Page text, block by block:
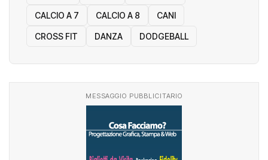
CALCIO A 7 CALCIO A 8 CANI
CROSS FIT DANZA DODGEBALL
MESSAGGIO PUBBLICITARIO